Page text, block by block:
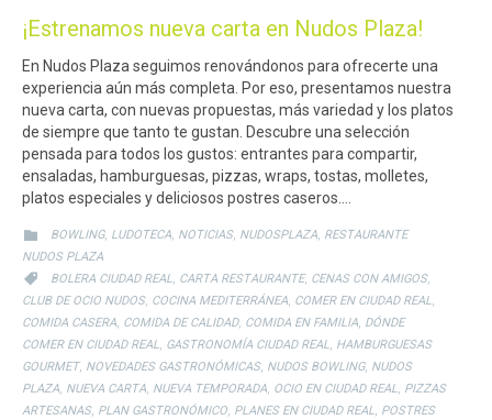
¡Estrenamos nueva carta en Nudos Plaza!
En Nudos Plaza seguimos renovándonos para ofrecerte una
experiencia aún más completa. Por eso, presentamos nuestra
nueva carta, con nuevas propuestas, más variedad y los platos
de siempre que tanto te gustan. Descubre una selección
pensada para todos los gustos: entrantes para compartir,
ensaladas, hamburguesas, pizzas, wraps, tostas, molletes,
platos especiales y deliciosos postres caseros….
 CATEGORY
BOWLING, LUDOTECA, NOTICIAS, NUDOSPLAZA, RESTAURANTE
NUDOS PLAZA

CATEGORY
BOLERA CIUDAD REAL, CARTA RESTAURANTE, CENAS CON AMIGOS,
CLUB DE OCIO NUDOS, COCINA MEDITERRÁNEA, COMER EN CIUDAD REAL,
COMIDA CASERA, COMIDA DE CALIDAD, COMIDA EN FAMILIA, DÓNDE
COMER EN CIUDAD REAL, GASTRONOMÍA CIUDAD REAL, HAMBURGUESAS
GOURMET, NOVEDADES GASTRONÓMICAS, NUDOS BOWLING, NUDOS
PLAZA, NUEVA CARTA, NUEVA TEMPORADA, OCIO EN CIUDAD REAL, PIZZAS
ARTESANAS, PLAN GASTRONÓMICO, PLANES EN CIUDAD REAL, POSTRES